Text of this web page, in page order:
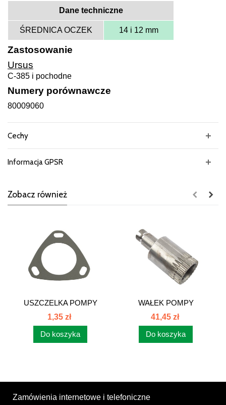
Dane techniczne
ŚREDNICA OCZEK 14 i 12 mm
Zastosowanie
Ursus
C-385 i pochodne
Numery porównawcze
80009060
Cechy
Informacja GPSR
Zobacz również
USZCZELKA POMPY
WTRYSKOWEJ C385...
1,35 zł
Do koszyka
WAŁEK POMPY
WTRYSKOWEJ C-385...
41,45 zł
Do koszyka
Zamówienia internetowe i telefoniczne